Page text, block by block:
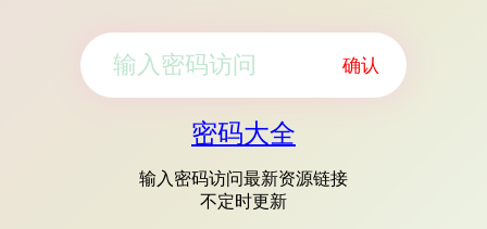
确认
密码大全
输入密码访问最新资源链接
不定时更新